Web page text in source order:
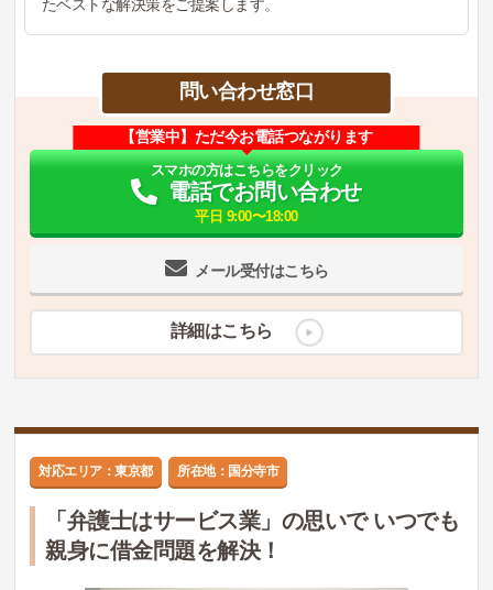
たベストな解決策をご提案します。
問い合わせ窓口
メール受付はこちら
【営業中】ただ今お電話つながります
スマホの方はこちらをクリック
電話でお問い合わせ
平日 9:00〜18:00
詳細はこちら
対応エリア：東京都 所在地：国分寺市
「弁護士はサービス業」の思いで いつでも
親身に借金問題を解決！